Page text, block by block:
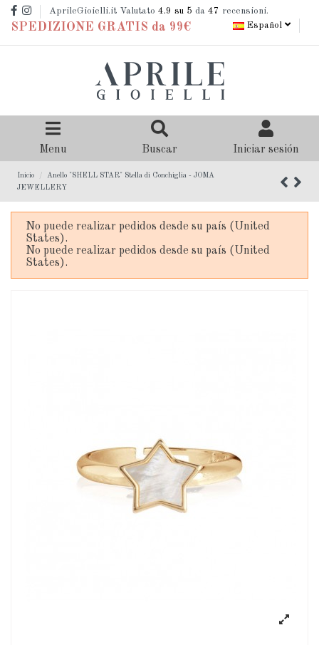
AprileGioielli.it Valutato 4.9 su 5 da 47 recensioni.
SPEDIZIONE GRATIS da 99€ Español
Menu Buscar Iniciar sesión
Inicio
Anello "SHELL STAR" Stella di Conchiglia - JOMA
JEWELLERY
No puede realizar pedidos desde su país (United
States).
No puede realizar pedidos desde su país (United
States).